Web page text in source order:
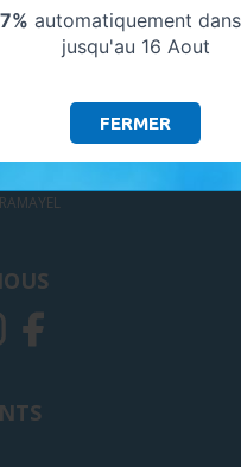
GREEN
automatiquement
jusqu'au 16 Aout
FERMER